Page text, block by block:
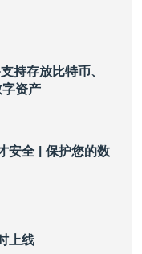
持存放比特币、
资产
安全 | 保护您的数
上线